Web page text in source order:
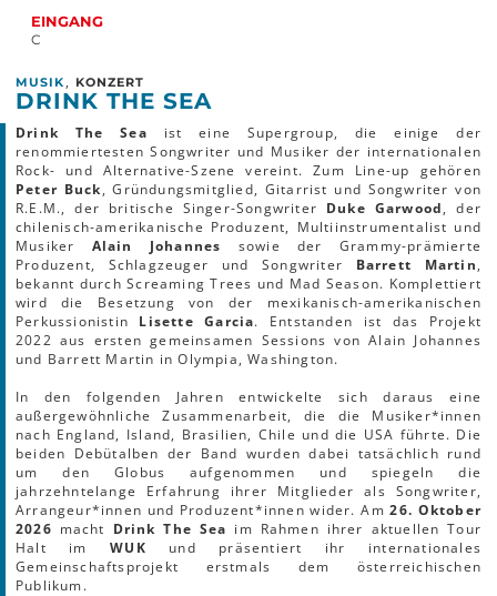
EINGANG
C
MUSIK , KONZERT
DRINK THE SEA
Drink The Sea ist eine Supergroup, die einige der
renommiertesten Songwriter und Musiker der internationalen
Rock- und Alternative-Szene vereint. Zum Line-up gehören
Peter Buck, Gründungsmitglied, Gitarrist und Songwriter von
R.E.M., der britische Singer-Songwriter Duke Garwood, der
chilenisch-amerikanische Produzent, Multiinstrumentalist und
Musiker Alain Johannes sowie der Grammy-prämierte
Produzent, Schlagzeuger und Songwriter Barrett Martin,
bekannt durch Screaming Trees und Mad Season. Komplettiert
wird die Besetzung von der mexikanisch-amerikanischen
Perkussionistin Lisette Garcia. Entstanden ist das Projekt
2022 aus ersten gemeinsamen Sessions von Alain Johannes
und Barrett Martin in Olympia, Washington.
In den folgenden Jahren entwickelte sich daraus eine
außergewöhnliche Zusammenarbeit, die die Musiker*innen
nach England, Island, Brasilien, Chile und die USA führte. Die
beiden Debütalben der Band wurden dabei tatsächlich rund
um den Globus aufgenommen und spiegeln die
jahrzehntelange Erfahrung ihrer Mitglieder als Songwriter,
Arrangeur*innen und Produzent*innen wider. Am26. Oktober
2026 macht Drink The Sea im Rahmen ihrer aktuellen Tour
Halt imWUK und präsentiert ihr internationales
Gemeinschaftsprojekt erstmals dem österreichischen
Publikum.